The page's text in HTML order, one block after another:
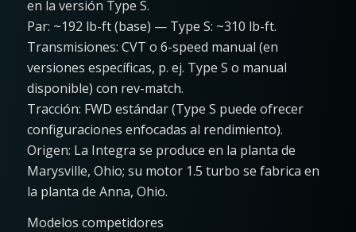
en la versión Type S.
Par: ~192 lb-ft (base) — Type S: ~310 lb-ft.
Transmisiones: CVT o 6-speed manual (en
versiones específicas, p. ej. Type S o manual
disponible) con rev-match.
Tracción: FWD estándar (Type S puede ofrecer
configuraciones enfocadas al rendimiento).
Origen: La Integra se produce en la planta de
Marysville, Ohio; su motor 1.5 turbo se fabrica en
la planta de Anna, Ohio.
Modelos competidores